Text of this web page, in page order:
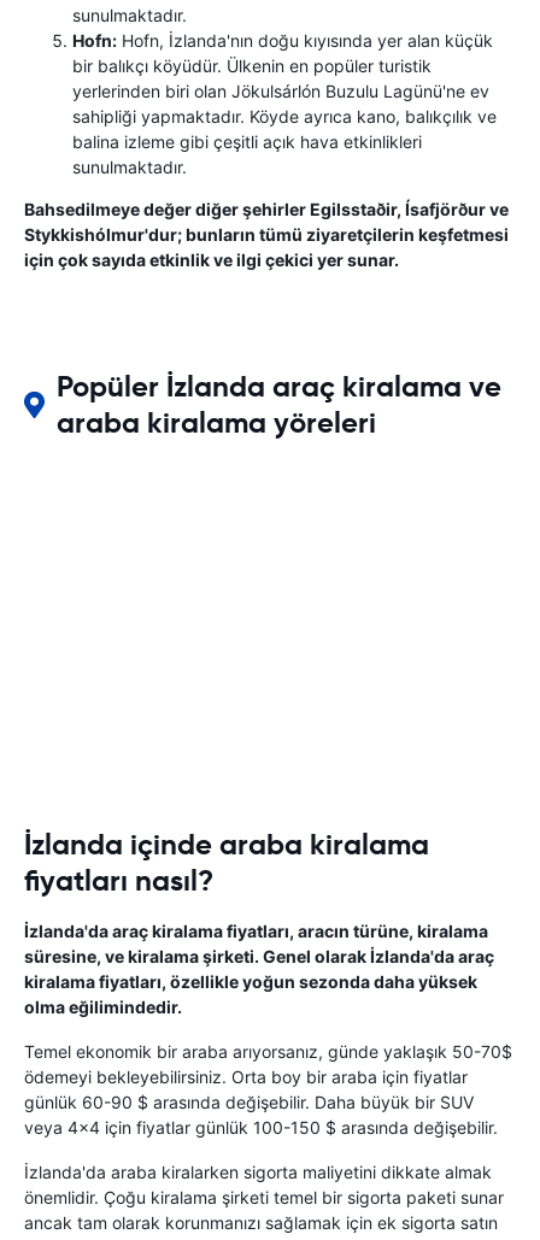
sunulmaktadır.
Hofn: Hofn, İzlanda'nın doğu kıyısında yer alan küçük
bir balıkçı köyüdür. Ülkenin en popüler turistik
yerlerinden biri olan Jökulsárlón Buzulu Lagünü'ne ev
sahipliği yapmaktadır. Köyde ayrıca kano, balıkçılık ve
balina izleme gibi çeşitli açık hava etkinlikleri
sunulmaktadır.
Bahsedilmeye değer diğer şehirler Egilsstaðir, Ísafjörður ve
Stykkishólmur'dur; bunların tümü ziyaretçilerin keşfetmesi
için çok sayıda etkinlik ve ilgi çekici yer sunar.
Popüler İzlanda araç kiralama ve
araba kiralama yöreleri
İzlanda içinde araba kiralama
fiyatları nasıl?
İzlanda'da araç kiralama fiyatları, aracın türüne, kiralama
süresine, ve kiralama şirketi. Genel olarak İzlanda'da araç
kiralama fiyatları, özellikle yoğun sezonda daha yüksek
olma eğilimindedir.
Temel ekonomik bir araba arıyorsanız, günde yaklaşık 50-70$
ödemeyi bekleyebilirsiniz. Orta boy bir araba için fiyatlar
günlük 60-90 $ arasında değişebilir. Daha büyük bir SUV
veya 4x4 için fiyatlar günlük 100-150 $ arasında değişebilir.
İzlanda'da araba kiralarken sigorta maliyetini dikkate almak
önemlidir. Çoğu kiralama şirketi temel bir sigorta paketi sunar
ancak tam olarak korunmanızı sağlamak için ek sigorta satın